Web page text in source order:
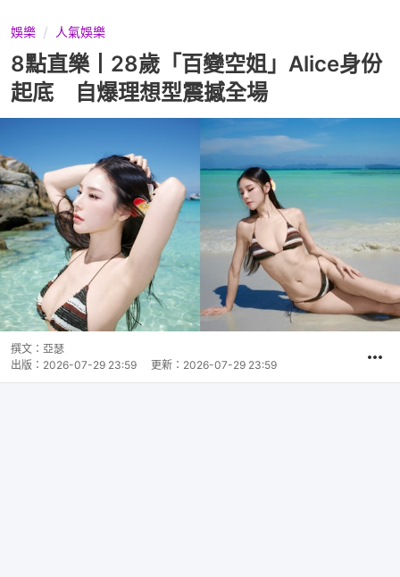
娛樂 人氣娛樂
8點直樂丨28歲「百變空姐」Alice身份
起底 自爆理想型震撼全場
撰文： 亞瑟
出版： 2026-07-29 23:59 更新： 2026-07-29 23:59